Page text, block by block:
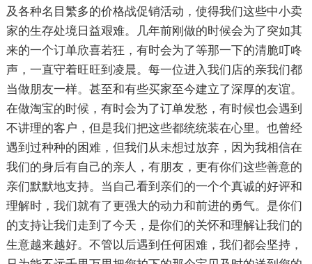
及各种名目繁多的价格战促销活动，使得我们这些中小卖
家的生存处境日益艰难。几年前刚做的时候会为了突如其
来的一个订单欣喜若狂，有时会为了等那一下的清脆叮咚
声，一直守着旺旺到凌晨。每一位进入我们店的亲我们都
当做朋友一样。甚至和有些买家至今建立了深厚的友谊。
在做淘宝的时候，有时会为了订单发愁，有时候也会遇到
不讲理的客户，但是我们把这些都统统装在心里。也曾经
遇到过种种的困难，但我们从未想过放弃，因为我相信在
我们的身后有自己的亲人，有朋友，更有你们这些善意的
亲们默默地支持。当自己看到亲们的一个个真诚的好评和
理解时，我们就有了更强大的动力和前进的勇气。是你们
的支持让我们走到了今天，是你们的关怀和理解让我们的
生意越来越好。不管以后遇到任何困难，我们都会坚持，